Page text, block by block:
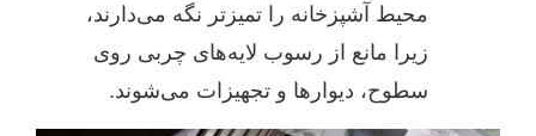
محیط آشپزخانه را تمیزتر نگه می‌دارند،
زیرا مانع از رسوب لایه‌های چربی روی
سطوح، دیوارها و تجهیزات می‌شوند.